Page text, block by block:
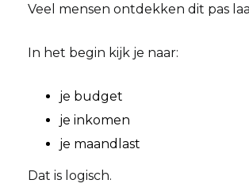
Veel mensen ontdekken dit pas
In het begin kijk je naar:
je budget
je inkomen
je maandlast
Dat is logisch.